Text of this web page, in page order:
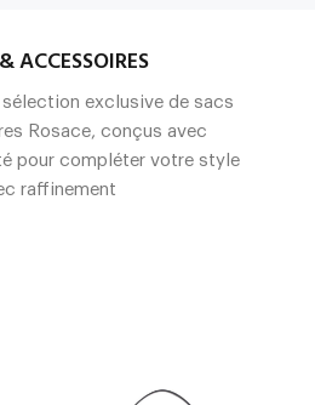
ACCESSOIRES
exclusive de sacs
Rosace, conçus avec
pour compléter votre style
raffinement